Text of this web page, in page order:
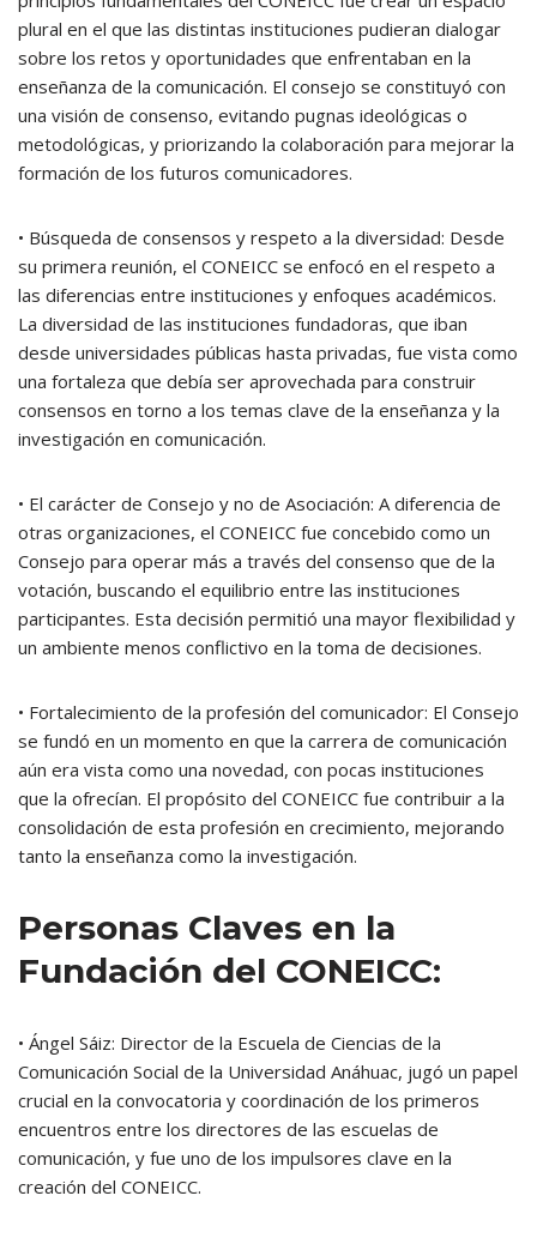
plural en el que las distintas instituciones pudieran dialogar
sobre los retos y oportunidades que enfrentaban en la
enseñanza de la comunicación. El consejo se constituyó con
una visión de consenso, evitando pugnas ideológicas o
metodológicas, y priorizando la colaboración para mejorar la
formación de los futuros comunicadores.
• Búsqueda de consensos y respeto a la diversidad: Desde
su primera reunión, el CONEICC se enfocó en el respeto a
las diferencias entre instituciones y enfoques académicos.
La diversidad de las instituciones fundadoras, que iban
desde universidades públicas hasta privadas, fue vista como
una fortaleza que debía ser aprovechada para construir
consensos en torno a los temas clave de la enseñanza y la
investigación en comunicación.
• El carácter de Consejo y no de Asociación: A diferencia de
otras organizaciones, el CONEICC fue concebido como un
Consejo para operar más a través del consenso que de la
votación, buscando el equilibrio entre las instituciones
participantes. Esta decisión permitió una mayor flexibilidad y
un ambiente menos conflictivo en la toma de decisiones.
• Fortalecimiento de la profesión del comunicador: El Consejo
se fundó en un momento en que la carrera de comunicación
aún era vista como una novedad, con pocas instituciones
que la ofrecían. El propósito del CONEICC fue contribuir a la
consolidación de esta profesión en crecimiento, mejorando
tanto la enseñanza como la investigación.
Personas Claves en la
Fundación del CONEICC:
• Ángel Sáiz: Director de la Escuela de Ciencias de la
Comunicación Social de la Universidad Anáhuac, jugó un papel
crucial en la convocatoria y coordinación de los primeros
encuentros entre los directores de las escuelas de
comunicación, y fue uno de los impulsores clave en la
creación del CONEICC.